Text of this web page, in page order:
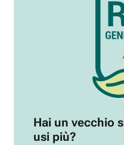
Hai un vecchio
usi più?